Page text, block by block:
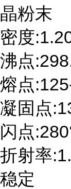
晶粉末
密度
沸点
熔点
凝固点
闪点
折射率
稳定